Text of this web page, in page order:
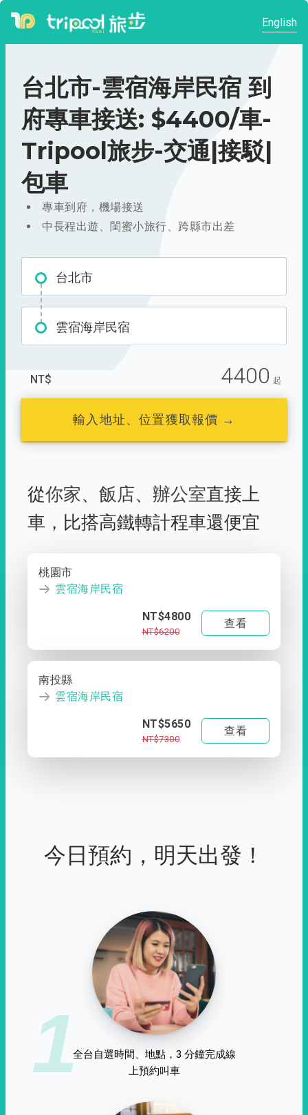
English
台北市-雲宿海岸民宿 到
府專車接送: $4400/車-
Tripool旅步-交通|接駁|
包車
專車到府，機場接送
中長程出遊、閨蜜小旅行、跨縣市出差
台北市
雲宿海岸民宿
NT$ 4400 起
輸入地址、位置獲取報價 →
從你家、 飯店、 辦公室直接上
車， 比搭高鐵轉計程車還便宜
桃園市
雲宿海岸民宿
NT$4800
NT$6200
查看
南投縣
雲宿海岸民宿
NT$5650
NT$7300
查看
今日預約，明天出發！
1全台自選時間、地點，3 分鐘完成線
上預約叫車